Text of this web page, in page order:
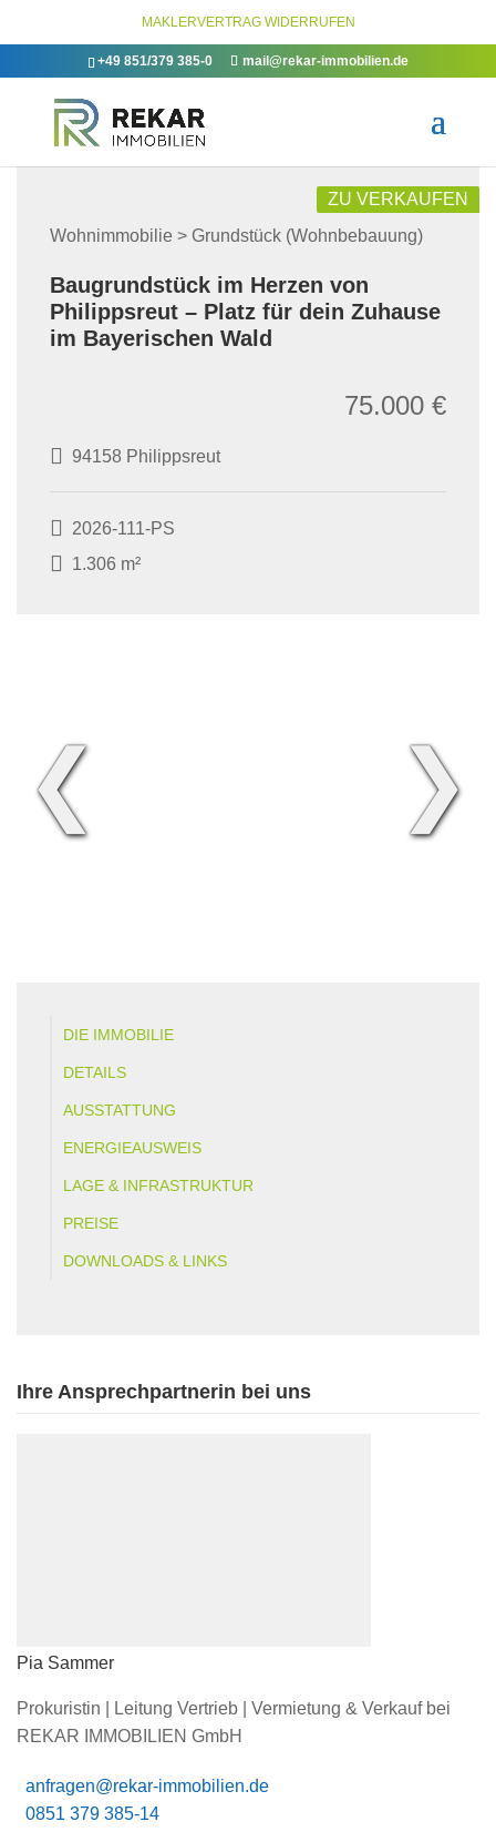
MAKLERVERTRAG WIDERRUFEN
+49 851/379 385-0 mail@rekar-immobilien.de
Wohnimmobilie > Grundstück (Wohnbebauung)
ZU VERKAUFEN
Baugrundstück im Herzen von
Philippsreut – Platz für dein Zuhause
im Bayerischen Wald
94158 Philippsreut
75.000 €
2026-111-PS
1.306 m²
❮ ❯
DIE IMMOBILIE
DETAILS
AUSSTATTUNG
ENERGIEAUSWEIS
LAGE & INFRASTRUKTUR
PREISE
DOWNLOADS & LINKS
Ihre Ansprechpartnerin bei uns
Pia Sammer
Prokuristin | Leitung Vertrieb | Vermietung & Verkauf bei
REKAR IMMOBILIEN GmbH
anfragen@rekar-immobilien.de
0851 379 385-14